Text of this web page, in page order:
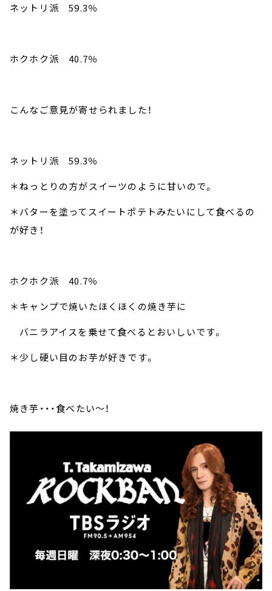
ネットリ派 59.3％
ホクホク派 40.7％
こんなご意見が寄せられました！
ネットリ派 59.3％
＊ねっとりの方がスイーツのように甘いので。
＊バターを塗ってスイートポテトみたいにして食べるの
が好き！
ホクホク派 40.7％
＊キャンプで焼いたほくほくの焼き芋に
バニラアイスを乗せて食べるとおいしいです。
＊少し硬い目のお芋が好きです。
焼き芋・・・食べたい～！